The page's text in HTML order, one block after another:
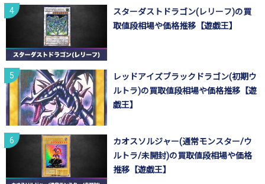
スターダストドラゴン(レリーフ)の買
取値段相場や価格推移【遊戯王】
レッドアイズブラックドラゴン(初期ウ
ルトラ)の買取値段相場や価格推移【遊
戯王】
カオスソルジャー(通常モンスター/ウ
ルトラ/未開封)の買取値段相場や価格
推移【遊戯王】